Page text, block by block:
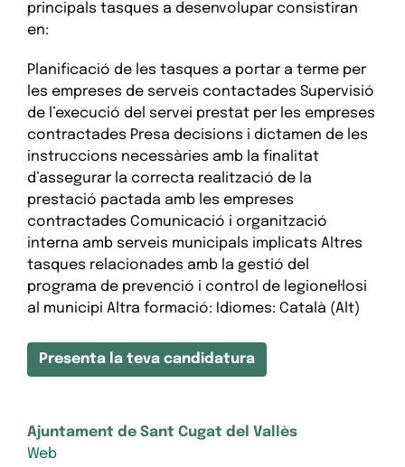
principals tasques a desenvolupar consistiran
en:
Planificació de les tasques a portar a terme per
les empreses de serveis contactades Supervisió
de l’execució del servei prestat per les empreses
contractades Presa decisions i dictamen de les
instruccions necessàries amb la finalitat
d’assegurar la correcta realització de la
prestació pactada amb les empreses
contractades Comunicació i organització
interna amb serveis municipals implicats Altres
tasques relacionades amb la gestió del
programa de prevenció i control de legionel·losi
al municipi Altra formació: Idiomes: Català (Alt)
Presenta la teva candidatura
Ajuntament de Sant Cugat del Vallès
Web